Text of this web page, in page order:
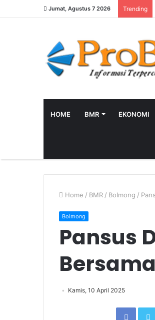
Jumat, Agustus 7 2026 Trending
HOME BMR EKONOMI
Home / BMR / Bolmong /
Bolmong
Pansus
Kamis, 10 April 2025